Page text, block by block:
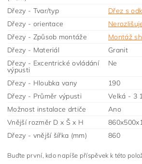
Dřezy - Tvar/typ
Dřez s
Dřezy - orientace
Dřezy - Způsob montáže
Montáž
Dřezy - Materiál
Granit
Dřezy - Excentrické ovládání
výpusti
Ne
Dřezy - Hloubka vany
190
Dřezy - Průměr výpusti
Velká - 3
Možnost instalace drtiče
Ano
Vnější rozměr D x Š x H
Dřezy - vnější šířka (mm)
860
Buďte první, kdo napíše příspěvek k této